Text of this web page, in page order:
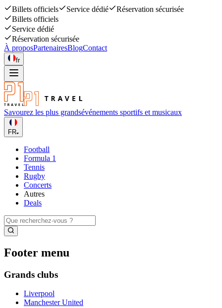
Billets officiels Service dédié
Réservation sécurisée
Billets officiels
Service dédié
Réservation sécurisée
À proposPartenairesBlogContact
fr
Savourez les plus grandsévénements sportifs et musicaux
FR
Football
Formula 1
Tennis
Rugby
Concerts
Autres
Deals
Footer menu
Grands clubs
Liverpool
Manchester United